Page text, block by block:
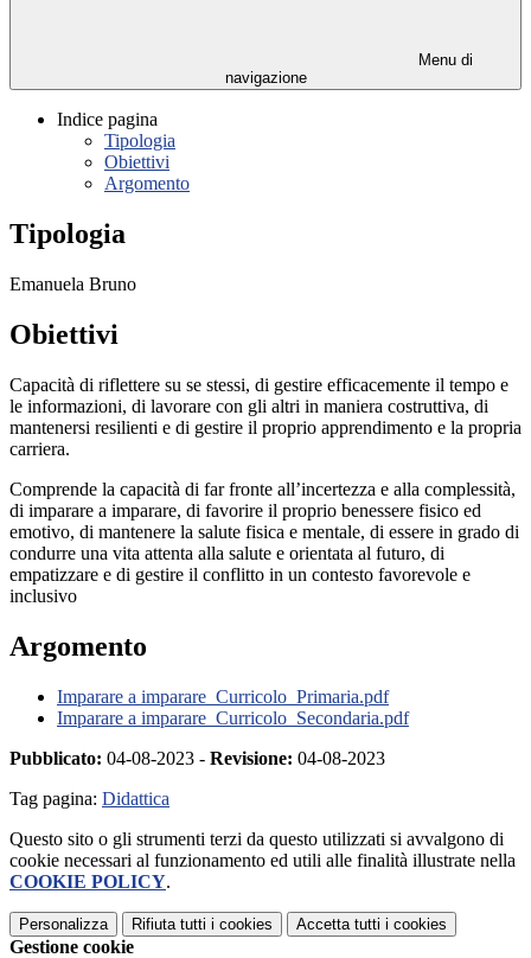
Menu di
navigazione
Indice pagina
Tipologia
Obiettivi
Argomento
Tipologia
Emanuela Bruno
Obiettivi
Capacità di riflettere su se stessi, di gestire efficacemente il tempo e
le informazioni, di lavorare con gli altri in maniera costruttiva, di
mantenersi resilienti e di gestire il proprio apprendimento e la propria
carriera.
Comprende la capacità di far fronte all’incertezza e alla complessità,
di imparare a imparare, di favorire il proprio benessere fisico ed
emotivo, di mantenere la salute fisica e mentale, di essere in grado di
condurre una vita attenta alla salute e orientata al futuro, di
empatizzare e di gestire il conflitto in un contesto favorevole e
inclusivo
Argomento
Imparare a imparare_Curricolo_Primaria.pdf
Imparare a imparare_Curricolo_Secondaria.pdf
Pubblicato: 04-08-2023 - Revisione: 04-08-2023
Tag pagina: Didattica
Questo sito o gli strumenti terzi da questo utilizzati si avvalgono di
cookie necessari al funzionamento ed utili alle finalità illustrate nella
COOKIE POLICY.
Personalizza Rifiuta tutti i cookies Accetta tutti i cookies
Gestione cookie